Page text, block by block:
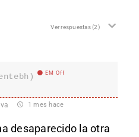
Ver respuestas(2)
EM Off
1 mes hace
desaparecido la otra